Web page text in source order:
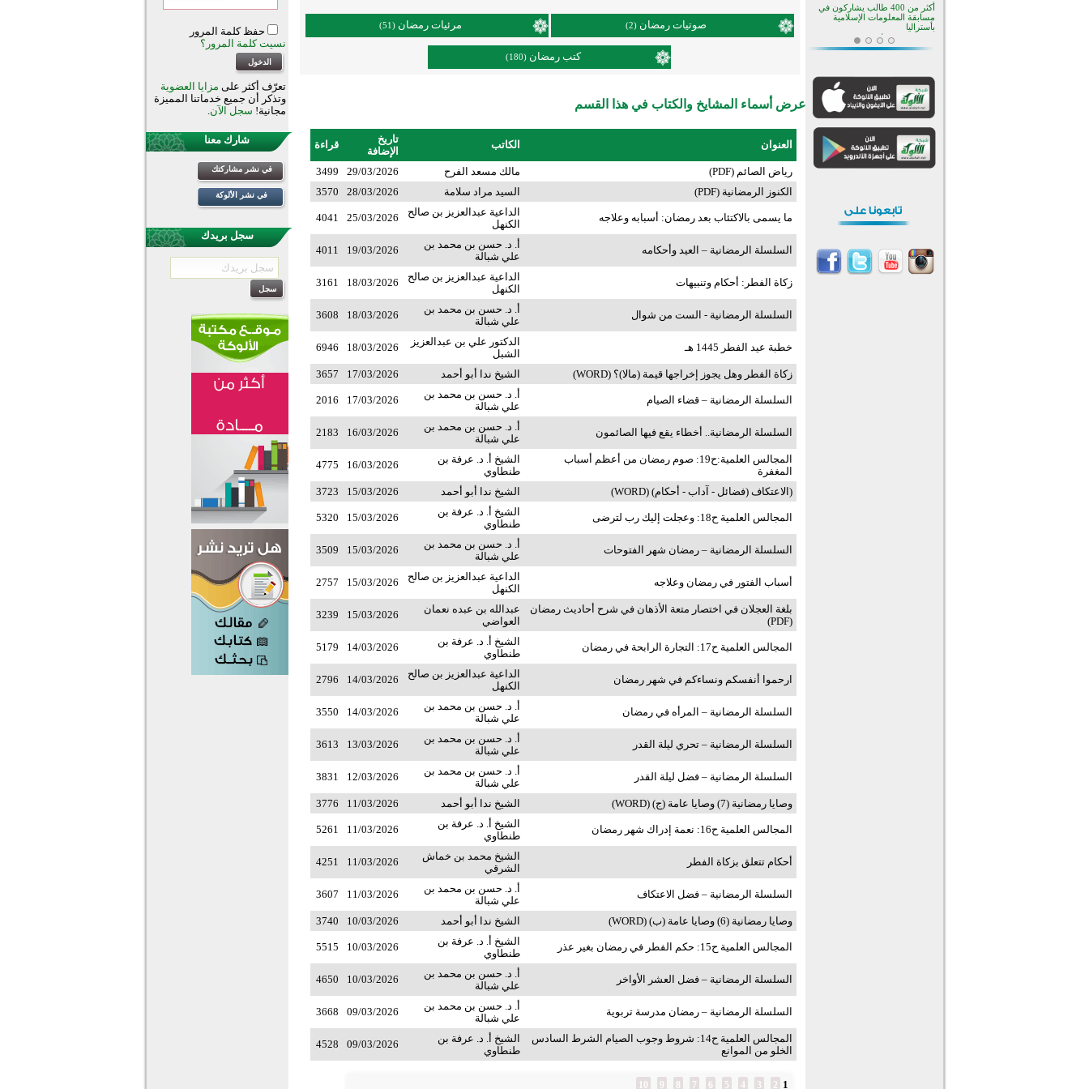
صوتيات رمضان (2) مرئيات رمضان (51)
كتب رمضان (180)
عرض أسماء المشايخ والكتاب في هذا القسم
العنوان الكاتب
تاريخ
الإضافة
قراءة
رياض الصائم (PDF) مالك مسعد الفرح 29/03/2026
3499
الكنوز الرمضانية (PDF)
السيد مراد سلامة 28/03/2026
3570
ما يسمى بالاكتئاب بعد رمضان: أسبابه وعلاجه
الداعية عبدالعزيز بن صالح
الكنهل
25/03/2026
4041
السلسلة الرمضانية – العيد وأحكامه
أ. د. حسن بن محمد بن
علي شبالة
19/03/2026
4011
زكاة الفطر: أحكام وتنبيهات
الداعية عبدالعزيز بن صالح
الكنهل
18/03/2026
3161
السلسلة الرمضانية - الست من شوال
أ. د. حسن بن محمد بن
علي شبالة
18/03/2026
3608
خطبة عيد الفطر 1445 هـ
الدكتور علي بن عبدالعزيز
الشبل
18/03/2026
6946
زكاة الفطر وهل يجوز إخراجها قيمة (مالا)؟ (WORD) الشيخ ندا أبو أحمد 17/03/2026
3657
السلسلة الرمضانية – قضاء الصيام
أ. د. حسن بن محمد بن
علي شبالة
17/03/2026
2016
السلسلة الرمضانية.. أخطاء يقع فيها الصائمون
أ. د. حسن بن محمد بن
علي شبالة
16/03/2026
2183
المجالس العلمية:ح19: صوم رمضان من أعظم أسباب
المغفرة
الشيخ أ. د. عرفة بن
طنطاوي
16/03/2026
4775
(الاعتكاف (فضائل - آداب - أحكام) (WORD) الشيخ ندا أبو أحمد 15/03/2026
3723
المجالس العلمية ح18: وعجلت إليك رب لترضى
الشيخ أ. د. عرفة بن
طنطاوي
15/03/2026
5320
السلسلة الرمضانية – رمضان شهر الفتوحات
أ. د. حسن بن محمد بن
علي شبالة
15/03/2026
3509
أسباب الفتور في رمضان وعلاجه
الداعية عبدالعزيز بن صالح
الكنهل
15/03/2026
2757
بلغة العجلان في اختصار متعة الأذهان في شرح أحاديث رمضان
(PDF)
عبدالله بن عبده نعمان
العواضي
15/03/2026
3239
المجالس العلمية ح17: التجارة الرابحة في رمضان
الشيخ أ. د. عرفة بن
طنطاوي
14/03/2026
5179
ارحموا أنفسكم ونساءكم في شهر رمضان
الداعية عبدالعزيز بن صالح
الكنهل
14/03/2026
2796
السلسلة الرمضانية – المرأه في رمضان
أ. د. حسن بن محمد بن
علي شبالة
14/03/2026
3550
السلسلة الرمضانية – تحري ليلة القدر
أ. د. حسن بن محمد بن
علي شبالة
13/03/2026
3613
السلسلة الرمضانية – فضل ليلة القدر
أ. د. حسن بن محمد بن
علي شبالة
12/03/2026
3831
وصايا رمضانية (7) وصايا عامة (ج) (WORD) الشيخ ندا أبو أحمد 11/03/2026
3776
المجالس العلمية ح16: نعمة إدراك شهر رمضان
الشيخ أ. د. عرفة بن
طنطاوي
11/03/2026
5261
أحكام تتعلق بزكاة الفطر
الشيخ محمد بن خماش
الشرقي
11/03/2026
4251
السلسلة الرمضانية – فضل الاعتكاف
أ. د. حسن بن محمد بن
علي شبالة
11/03/2026
3607
وصايا رمضانية (6) وصايا عامة (ب) (WORD) الشيخ ندا أبو أحمد 10/03/2026
3740
المجالس العلمية ح15: حكم الفطر في رمضان بغير عذر
الشيخ أ. د. عرفة بن
طنطاوي
10/03/2026
5515
السلسلة الرمضانية – فضل العشر الأواخر
أ. د. حسن بن محمد بن
علي شبالة
10/03/2026
4650
السلسلة الرمضانية – رمضان مدرسة تربوية
أ. د. حسن بن محمد بن
علي شبالة
09/03/2026
3668
المجالس العلمية ح14: شروط وجوب الصيام الشرط السادس
الخلو من الموانع
الشيخ أ. د. عرفة بن
طنطاوي
09/03/2026
4528
1
2
3
4
5
6
7
8
9
حفظ كلمة المرور
نسيت كلمة المرور؟
تعرّف أكثر على مزايا العضوية
وتذكر أن جميع خدماتنا المميزة
مجانية! سجل الآن.
شارك معنا
في نشر مشاركتك
في نشر الألوكة
سجل بريدك
أكثر من 400 طالب يشاركون في
مسابقة المعلومات الإسلامية
بأستراليا
افتتاح تاريخي لأول مسجد في بلييفليا
بالجبل الأسود منذ أكثر من قرن
مسجد جديد في أجواء إيمانية مميزة
أكبر مشروع إسلامي في ريف
أستراليا يفتتح أبوابه بعد سنوات من
القرآن والتربية في صدارة البرامج
الصيفية للمسلمين في بينزا
وساراتوف وموردوفيا هذا العام
اختتام الدورة التاسعة لمسابقة حفظ
القيم وبناء الشخصية للشباب
المسلمين
أكثر من 400 طالب يشاركون في
مسابقة المعلومات الإسلامية